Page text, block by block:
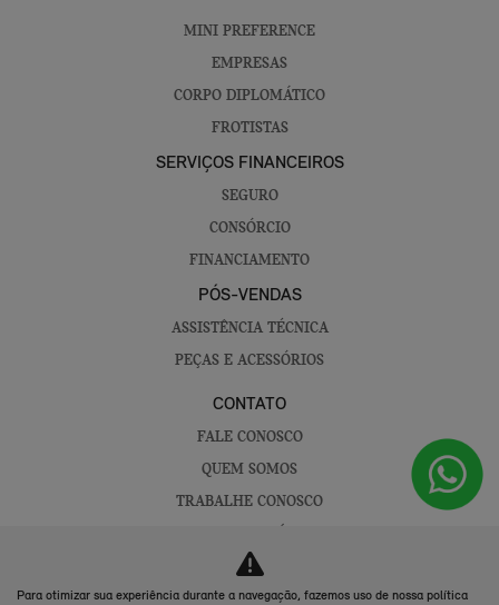
MINI PREFERENCE
EMPRESAS
CORPO DIPLOMÁTICO
FROTISTAS
SERVIÇOS FINANCEIROS
SEGURO
CONSÓRCIO
FINANCIAMENTO
PÓS-VENDAS
ASSISTÊNCIA TÉCNICA
PEÇAS E ACESSÓRIOS
CONTATO
FALE CONOSCO
QUEM SOMOS
TRABALHE CONOSCO
POLÍTICA DE PRIVACIDADE
Para otimizar sua experiência durante a navegação, fazemos uso de nossa política